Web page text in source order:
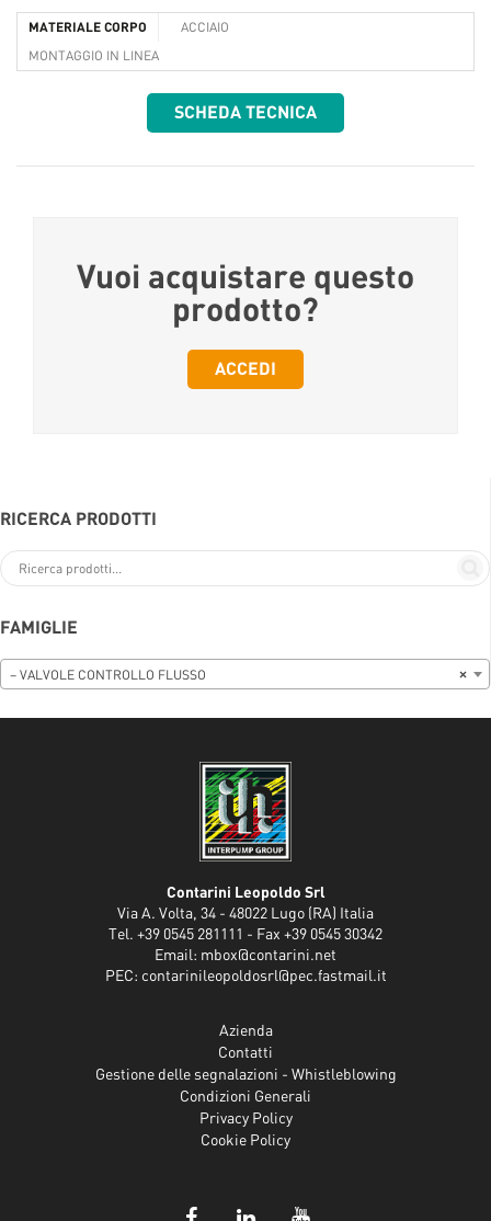
MATERIALE CORPO ACCIAIO
MONTAGGIO IN LINEA
SCHEDA TECNICA
Vuoi acquistare questo
prodotto?
ACCEDI
RICERCA PRODOTTI
FAMIGLIE
×
– VALVOLE CONTROLLO FLUSSO
Contarini Leopoldo Srl
Via A. Volta, 34 - 48022 Lugo (RA) Italia
Tel. +39 0545 281111 - Fax +39 0545 30342
Email: mbox@contarini.net
PEC: contarinileopoldosrl@pec.fastmail.it
Azienda
Contatti
Gestione delle segnalazioni - Whistleblowing
Condizioni Generali
Privacy Policy
Cookie Policy